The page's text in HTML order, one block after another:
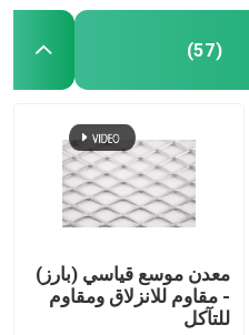
(57)
معدن موسع قياسي (بارز)
- مقاوم للانزلاق ومقاوم
للتآكل